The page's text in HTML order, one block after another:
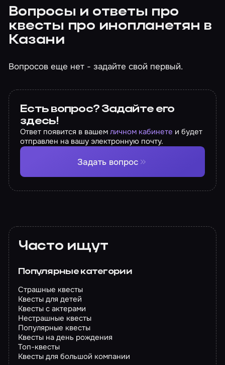
Вопросы и ответы про
квесты про инопланетян в
Казани
Вопросов еще нет - задайте свой первый.
Есть вопрос? Задайте его
здесь!
Ответ появится в вашемличном кабинете и будет
отправлен на вашу электронную почту.
Задать вопрос
Часто ищут
Популярные категории
Страшные квесты
Квесты для детей
Квесты с актерами
Нестрашные квесты
Популярные квесты
Квесты на день рождения
Топ-квесты
Квесты для большой компании